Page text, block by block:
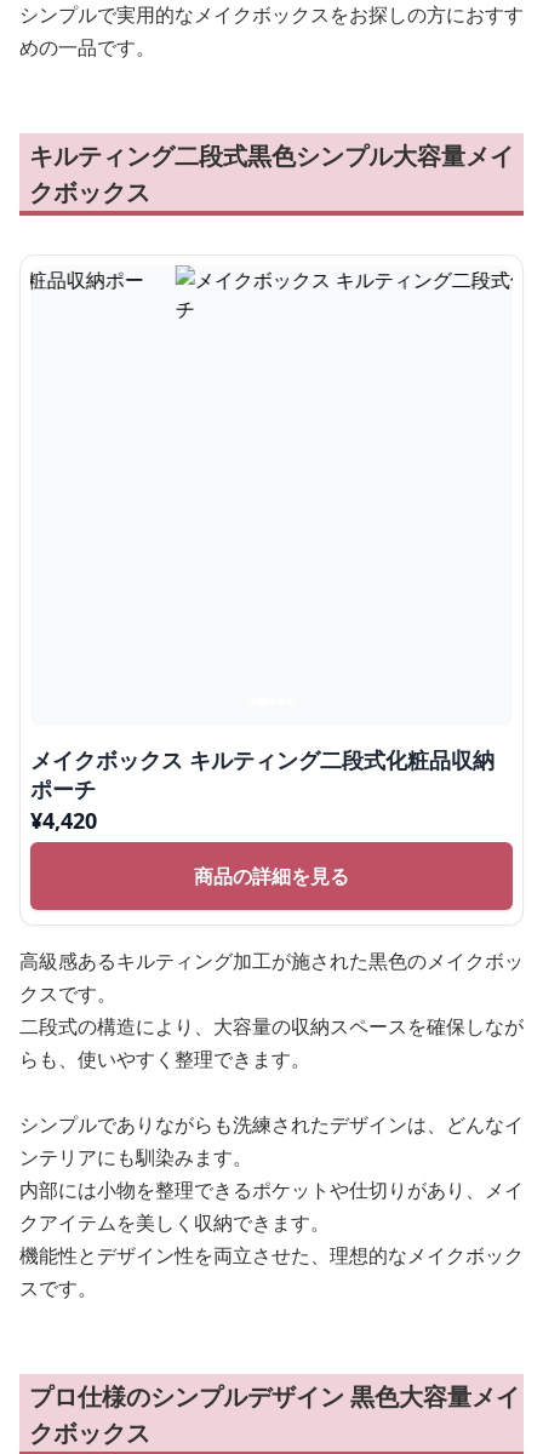
シンプルで実用的なメイクボックスをお探しの方におすす
めの一品です。
キルティング二段式黒色シンプル大容量メイ
クボックス
メイクボックス キルティング二段式化粧品収納
ポーチ
¥4,420
商品の詳細を見る
高級感あるキルティング加工が施された黒色のメイクボッ
クスです。
二段式の構造により、大容量の収納スペースを確保しなが
らも、使いやすく整理できます。
シンプルでありながらも洗練されたデザインは、どんなイ
ンテリアにも馴染みます。
内部には小物を整理できるポケットや仕切りがあり、メイ
クアイテムを美しく収納できます。
機能性とデザイン性を両立させた、理想的なメイクボック
スです。
プロ仕様のシンプルデザイン 黒色大容量メイ
クボックス